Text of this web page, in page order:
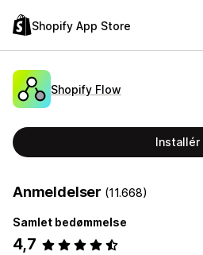
Shopify App Store
Shopify Flow
Installér
Anmeldelser (11.668)
Samlet bedømmelse
4,7